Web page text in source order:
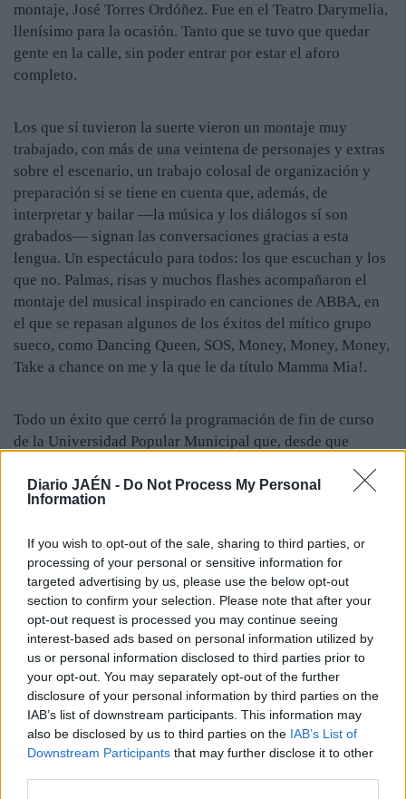
Diario JAÉN - Do Not Process My Personal
Information
If you wish to opt-out of the sale, sharing to third parties, or
processing of your personal or sensitive information for
targeted advertising by us, please use the below opt-out
section to confirm your selection. Please note that after your
opt-out request is processed you may continue seeing
interest-based ads based on personal information utilized by
us or personal information disclosed to third parties prior to
your opt-out. You may separately opt-out of the further
disclosure of your personal information by third parties on the
IAB’s list of downstream participants. This information may
also be disclosed by us to third parties on the IAB’s List of
Downstream Participants that may further disclose it to other
montaje, José Torres Ordóñez. Fue en el Teatro Darymelia,
llenísimo para la ocasión. Tanto que se tuvo que quedar
gente en la calle, sin poder entrar por estar el aforo
completo.
Los que sí tuvieron la suerte vieron un montaje muy
trabajado, con más de una veintena de personajes y extras
sobre el escenario, un trabajo colosal de organización y
preparación si se tiene en cuenta que, además, de
interpretar y bailar —la música y los diálogos sí son
grabados— signan las conversaciones gracias a esta
lengua. Un espectáculo para todos: los que escuchan y los
que no. Palmas, risas y muchos flashes acompañaron el
montaje del musical inspirado en canciones de ABBA, en
el que se repasan algunos de los éxitos del mítico grupo
sueco, como Dancing Queen, SOS, Money, Money, Money,
Take a chance on me y la que le da título Mamma Mia!.
Todo un éxito que cerró la programación de fin de curso
de la Universidad Popular Municipal que, desde que
treinta actividades como exposiciones, espectáculos
musicales, representaciones teatrales, festivales de danza,
representadas todas las artes. Por el momento, aún se
puede ver la exposición de José María Agustini, de
pinturas y dibujos, en al cristalera de la sede central de la
UPM. Además, como singularidad, este año ha contado
con un fin solidario y se pidió a los asistentes que
llevaran, como entrada, alimentos no perecederos para
Jaén Solidario, entidad a la que, la pasada semana, el
Ayuntamiento entregó más de 500 kilogramos de ayuda.